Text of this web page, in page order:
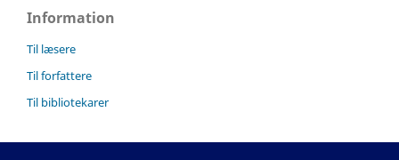
Information
Til læsere
Til forfattere
Til bibliotekarer